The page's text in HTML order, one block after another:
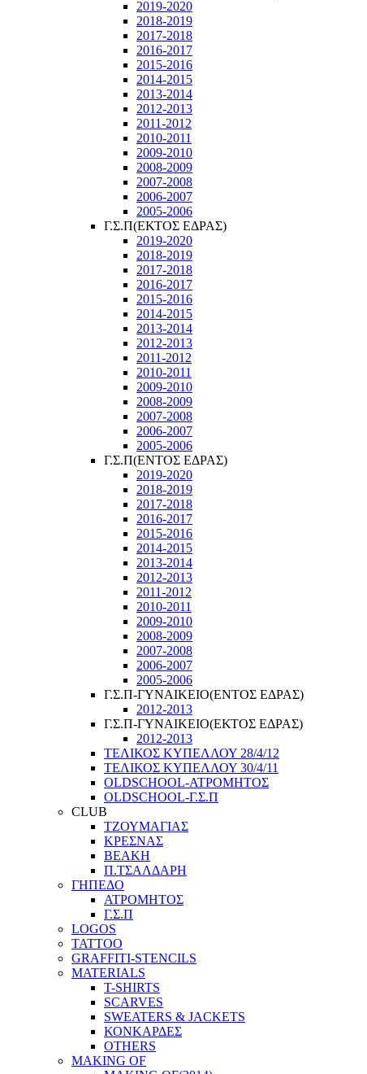
2019-2020
2018-2019
2017-2018
2016-2017
2015-2016
2014-2015
2013-2014
2012-2013
2011-2012
2010-2011
2009-2010
2008-2009
2007-2008
2006-2007
2005-2006
Γ.Σ.Π(ΕΚΤΟΣ ΕΔΡΑΣ)
2019-2020
2018-2019
2017-2018
2016-2017
2015-2016
2014-2015
2013-2014
2012-2013
2011-2012
2010-2011
2009-2010
2008-2009
2007-2008
2006-2007
2005-2006
Γ.Σ.Π(ΕΝΤΟΣ ΕΔΡΑΣ)
2019-2020
2018-2019
2017-2018
2016-2017
2015-2016
2014-2015
2013-2014
2012-2013
2011-2012
2010-2011
2009-2010
2008-2009
2007-2008
2006-2007
2005-2006
Γ.Σ.Π-ΓΥΝΑΙΚΕΙΟ(ΕΝΤΟΣ ΕΔΡΑΣ)
2012-2013
Γ.Σ.Π-ΓΥΝΑΙΚΕΙΟ(ΕΚΤΟΣ ΕΔΡΑΣ)
2012-2013
ΤΕΛΙΚΟΣ ΚΥΠΕΛΛΟΥ 28/4/12
ΤΕΛΙΚΟΣ ΚΥΠΕΛΛΟΥ 30/4/11
OLDSCHOOL-ΑΤΡΟΜΗΤΟΣ
OLDSCHOOL-Γ.Σ.Π
CLUB
ΤΖΟΥΜΑΓΙΑΣ
ΚΡΕΣΝΑΣ
ΒΕΑΚΗ
Π.ΤΣΑΛΔΑΡΗ
ΓΗΠΕΔΟ
ΑΤΡΟΜΗΤΟΣ
Γ.Σ.Π
LOGOS
TATTOO
GRAFFITI-STENCILS
MATERIALS
T-SHIRTS
SCARVES
SWEATERS & JACKETS
ΚΟΝΚΑΡΔΕΣ
OTHERS
MAKING OF